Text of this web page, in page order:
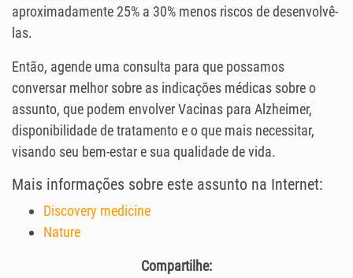
aproximadamente 25% a 30% menos riscos de desenvolvê-
las.
Então, agende uma consulta para que possamos
conversar melhor sobre as indicações médicas sobre o
assunto, que podem envolver Vacinas para Alzheimer,
disponibilidade de tratamento e o que mais necessitar,
visando seu bem-estar e sua qualidade de vida.
Mais informações sobre este assunto na Internet:
Discovery medicine
Nature
Compartilhe: